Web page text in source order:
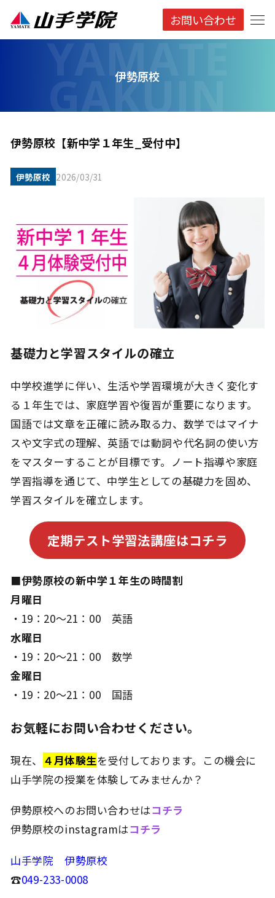
お問い合わせ
伊勢原校
伊勢原校【新中学１年生_受付中】
伊勢原校 2026/03/31
基礎力と学習スタイルの確立
中学校進学に伴い、生活や学習環境が大きく変化す
る１年生では、家庭学習や復習が重要になります。
国語では文章を正確に読み取る力、数学ではマイナ
スや文字式の理解、英語では動詞や代名詞の使い方
をマスターすることが目標です。ノート指導や家庭
学習指導を通じて、中学生としての基礎力を固め、
学習スタイルを確立します。
定期テスト学習法講座はコチラ
■伊勢原校の新中学１年生の時間割
月曜日
・19：20～21：00 英語
水曜日
・19：20～21：00 数学
金曜日
・19：20～21：00 国語
お気軽にお問い合わせください。
現在、 ４月体験生を受付しております。この機会に
山手学院の授業を体験してみませんか？
伊勢原校へのお問い合わせはコチラ
伊勢原校のinstagramはコチラ
山手学院 伊勢原校
☎049-233-0008